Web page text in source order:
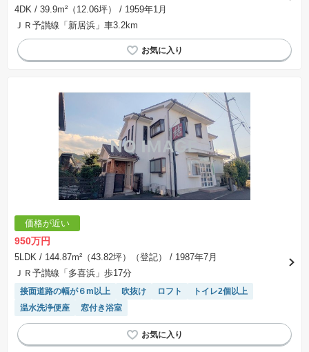
4DK / 39.9m²（12.06坪）
/ 1959年1月
ＪＲ予讃線「新居浜」車3.2km
価格が近い
950万円
5LDK / 144.87m²（43.82坪）（登記）
/ 1987年7月
ＪＲ予讃線「多喜浜」歩17分
接面道路の幅が６m以上 吹抜け ロフト
トイレ2個以上
温水洗浄便座
窓付き浴室